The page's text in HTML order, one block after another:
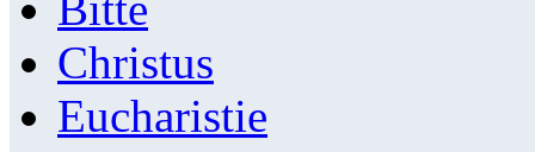
Christus
Eucharistie